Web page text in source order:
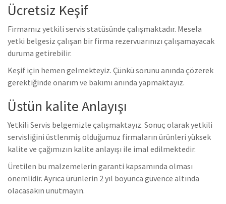
Ücretsiz Keşif
Firmamız yetkili servis statüsünde çalışmaktadır. Mesela
yetki belgesiz çalışan bir firma rezervuarınızı çalışamayacak
duruma getirebilir.
Keşif için hemen gelmekteyiz. Çünkü sorunu anında çözerek
gerektiğinde onarım ve bakımı anında yapmaktayız.
Üstün kalite Anlayışı
Yetkili Servis belgemizle çalışmaktayız. Sonuç olarak yetkili
servisliğini üstlenmiş olduğumuz firmaların ürünleri yüksek
kalite ve çağımızın kalite anlayışı ile imal edilmektedir.
Üretilen bu malzemelerin garanti kapsamında olması
önemlidir. Ayrıca ürünlerin 2 yıl boyunca güvence altında
olacasakın unutmayın.